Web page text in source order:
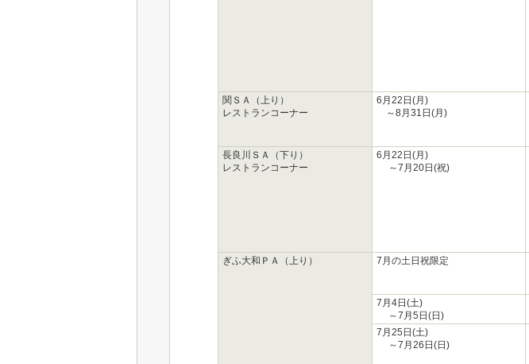
関ＳＡ（上り）
レストランコーナー
6月22日(月)
～8月31日(月)
長良川ＳＡ（下り）
レストランコーナー
6月22日(月)
～7月20日(祝)
ぎふ大和ＰＡ（上り）
7月の土日祝限定
7月4日(土)
～7月5日(日)
7月25日(土)
～7月26日(日)